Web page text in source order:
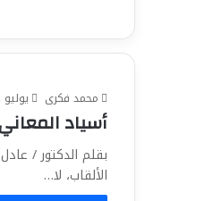
محمد فكرى يوليو 25, 2026
أسياد
بقلم الدكتور /
الألقاب، لا…